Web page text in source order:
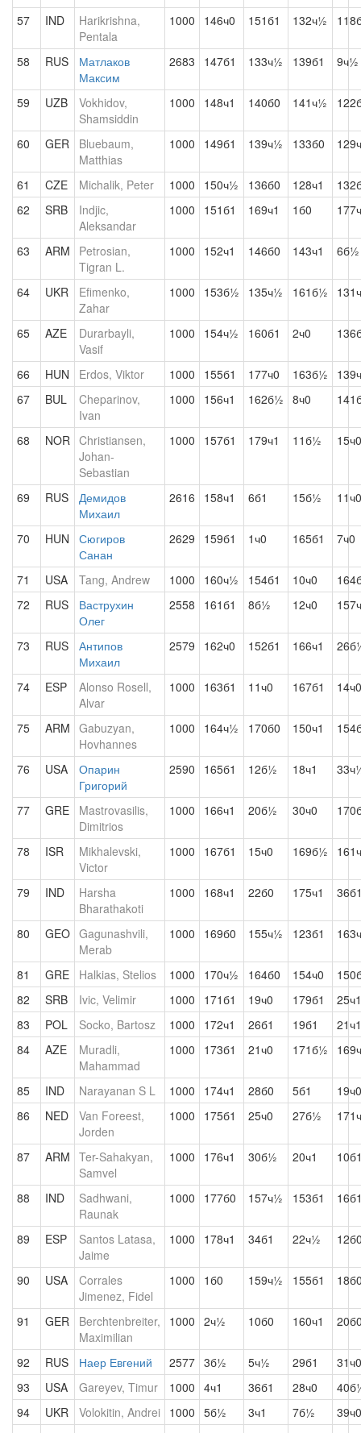
57
IND
Harikrishna,
Pentala
1000 146ч0 151б1 132ч½
58 RUS
Матлаков
Максим
2683 147б1 133ч½ 139б1 9ч½
59 UZB
Vokhidov,
Shamsiddin
1000 148ч1 140б0 141ч½
60 GER
Bluebaum,
Matthias
1000 149б1 139ч½ 133б0
61 CZE Michalik, Peter 1000 150ч½ 136б0 128ч1
62
SRB
Indjic,
Aleksandar
1000 151б1 169ч1 1б0
63 ARM
Petrosian,
Tigran L.
1000 152ч1 146б0 143ч1 6б½
64 UKR
Efimenko,
Zahar
1000 153б½ 135ч½ 161б½
65 AZE
Durarbayli,
Vasif
1000 154ч½ 160б1 2ч0
66 HUN Erdos, Viktor 1000 155б1 177ч0 163б½
67
BUL
Cheparinov,
Ivan
1000 156ч1 162б½ 8ч0
68 NOR Christiansen,
Johan-
Sebastian
1000 157б1 179ч1 11б½ 15ч0
69 RUS
Демидов
Михаил
2616 158ч1 6б1 15б½ 11ч0
70 HUN
Сюгиров
Санан
2629 159б1 1ч0 165б1 7ч0
71 USA Tang, Andrew 1000 160ч½ 154б1 10ч0
72
RUS
Ваструхин
Олег
2558 161б1 8б½ 12ч0
73 RUS
Антипов
Михаил
2579 162ч0 152б1 166ч1
74 ESP
Alonso Rosell,
Alvar
1000 163б1 11ч0 167б1 14ч0
75 ARM Gabuzyan,
Hovhannes
1000 164ч½ 170б0 150ч1
76 USA
Опарин
Григорий
2590 165б1 12б½ 18ч1
77 GRE
Mastrovasilis,
Dimitrios
1000 166ч1 20б½ 30ч0
78 ISR
Mikhalevski,
Victor
1000 167б1 15ч0 169б½
79 IND
Harsha
Bharathakoti
1000 168ч1 22б0 175ч1
80 GEO Gagunashvili,
Merab
1000 169б0 155ч½ 123б1
81 GRE Halkias, Stelios 1000 170ч½ 164б0 154ч0
82
SRB Ivic, Velimir 1000 171б1 19ч0 179б1
25ч1
83
POL Socko, Bartosz 1000 172ч1 26б1 19б1
21ч1
84
AZE
Muradli,
Mahammad
1000 173б1 21ч0 171б½
85 IND Narayanan S L 1000 174ч1 28б0 5б1
19ч0
86
NED
Van Foreest,
Jorden
1000 175б1 25ч0 27б½
87 ARM Ter-Sahakyan,
Samvel
1000 176ч1 30б½ 20ч1
88 IND
Sadhwani,
Raunak
1000 177б0 157ч½ 153б1
89 ESP
Santos Latasa,
Jaime
1000 178ч1 34б1 22ч½
90 USA
Corrales
Jimenez, Fidel
1000 1б0 159ч½ 155б1
91 GER
Berchtenbreiter,
Maximilian
1000 2ч½ 10б0 160ч1
92 RUS Наер Евгений 2577 3б½ 5ч½ 29б1
31ч0
93
USA Gareyev, Timur 1000 4ч1 36б1 28ч0
94
UKR Volokitin, Andrei 1000 5б½ 3ч1 7б½
39ч0